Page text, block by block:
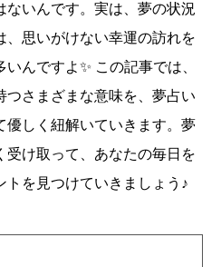
ないんです。実は、夢の状況
、思いがけない幸運の訪れを
んですよ✨ この記事では、
つさまざまな意味を、夢占い
優しく紐解いていきます。夢
受け取って、あなたの毎日を
トを見つけていきましょう♪